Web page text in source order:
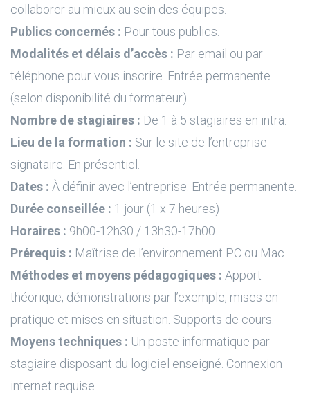
collaborer au mieux au sein des équipes.
Publics concernés : Pour tous publics.
Modalités et délais d’accès : Par email ou par
téléphone pour vous inscrire. Entrée permanente
(selon disponibilité du formateur).
Nombre de stagiaires : De 1 à 5 stagiaires en intra.
Lieu de la formation : Sur le site de l’entreprise
signataire. En présentiel.
Dates : À définir avec l’entreprise. Entrée permanente.
Durée conseillée : 1 jour (1 x 7 heures)
Horaires : 9h00-12h30 / 13h30-17h00
Prérequis : Maîtrise de l’environnement PC ou Mac.
Méthodes et moyens pédagogiques : Apport
théorique, démonstrations par l’exemple, mises en
pratique et mises en situation. Supports de cours.
Moyens techniques : Un poste informatique par
stagiaire disposant du logiciel enseigné. Connexion
internet requise.